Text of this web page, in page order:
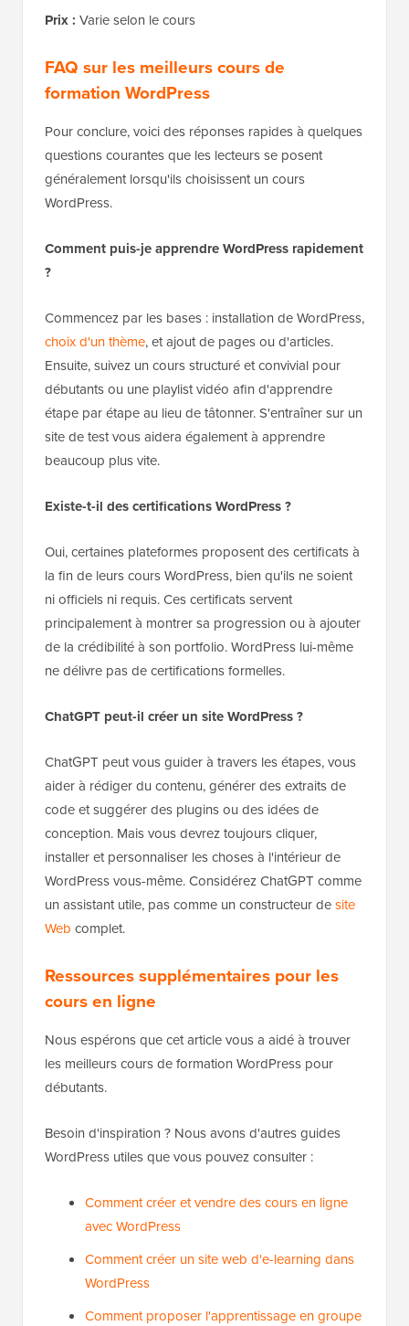
Prix : Varie selon le cours
FAQ sur les meilleurs cours de
formation WordPress
Pour conclure, voici des réponses rapides à quelques
questions courantes que les lecteurs se posent
généralement lorsqu'ils choisissent un cours
WordPress.
Comment puis-je apprendre WordPress rapidement
?
Commencez par les bases : installation de WordPress,
choix d'un thème, et ajout de pages ou d'articles.
Ensuite, suivez un cours structuré et convivial pour
débutants ou une playlist vidéo afin d'apprendre
étape par étape au lieu de tâtonner. S'entraîner sur un
site de test vous aidera également à apprendre
beaucoup plus vite.
Existe-t-il des certifications WordPress ?
Oui, certaines plateformes proposent des certificats à
la fin de leurs cours WordPress, bien qu'ils ne soient
ni officiels ni requis. Ces certificats servent
principalement à montrer sa progression ou à ajouter
de la crédibilité à son portfolio. WordPress lui-même
ne délivre pas de certifications formelles.
ChatGPT peut-il créer un site WordPress ?
ChatGPT peut vous guider à travers les étapes, vous
aider à rédiger du contenu, générer des extraits de
code et suggérer des plugins ou des idées de
conception. Mais vous devrez toujours cliquer,
installer et personnaliser les choses à l'intérieur de
WordPress vous-même. Considérez ChatGPT comme
un assistant utile, pas comme un constructeur desite
Web complet.
Ressources supplémentaires pour les
cours en ligne
Nous espérons que cet article vous a aidé à trouver
les meilleurs cours de formation WordPress pour
débutants.
Besoin d'inspiration ? Nous avons d'autres guides
WordPress utiles que vous pouvez consulter :
Comment créer et vendre des cours en ligne
avec WordPress
Comment créer un site web d'e-learning dans
WordPress
Comment proposer l'apprentissage en groupe